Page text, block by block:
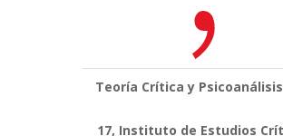
Teoría Crítica y Psicoanálisis
17, Instituto de Estudios